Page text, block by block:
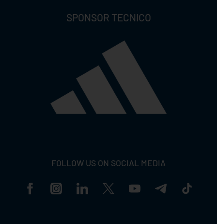
SPONSOR TECNICO
FOLLOW US ON SOCIAL MEDIA